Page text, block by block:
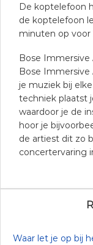
De koptelefoon
de koptelefoon
minuten op voor
Bose Immersive
Bose
je muziek bij
techniek plaatst
waardoor je de
hoor je
de artiest dit zo
concertervaring
Waar let je op bij